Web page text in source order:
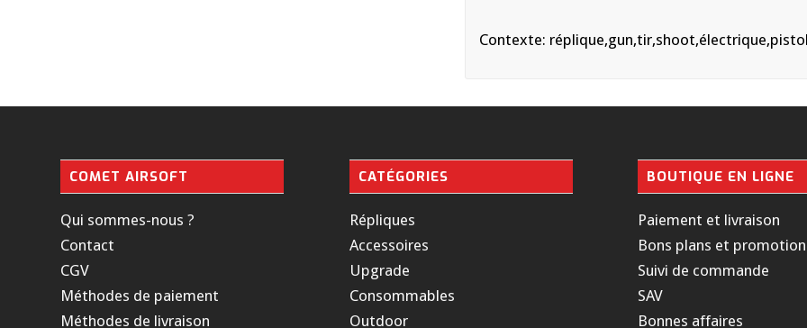
Contexte:
COMET AIRSOFT
Qui sommes-nous ?
Contact
CGV
Méthodes de paiement
Méthodes de livraison
CATÉGORIES
Répliques
Accessoires
Upgrade
Consommables
Outdoor
BOUTIQUE EN LIGNE
Paiement et livraison
Bons plans et
Suivi de commande
SAV
Bonnes affaires